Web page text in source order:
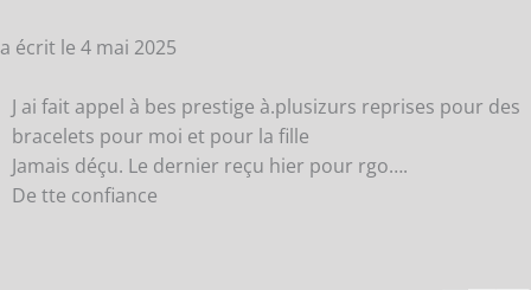
a écrit le 4 mai 2025
J ai fait appel à bes prestige à.plusizurs reprises pour des
bracelets pour moi et pour la fille
Jamais déçu. Le dernier reçu hier pour rgo….
De tte confiance